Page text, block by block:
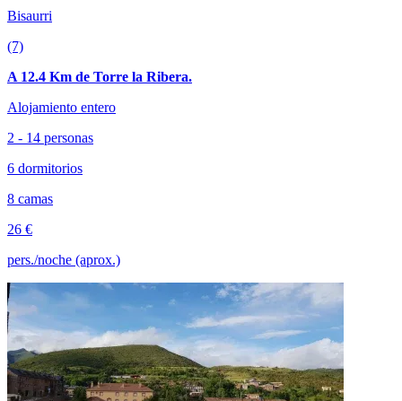
Bisaurri
(7)
A 12.4 Km de Torre la Ribera.
Alojamiento entero
2 - 14 personas
6 dormitorios
8 camas
26 €
pers./noche (aprox.)